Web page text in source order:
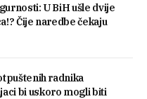
U BiH ušle dvije
Čije naredbe čekaju
radnika
bi uskoro mogli biti